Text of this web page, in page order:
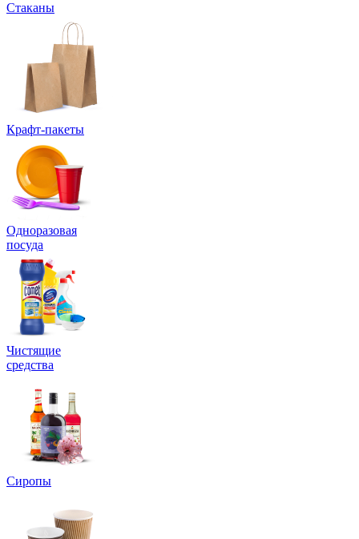
Стаканы
Крафт-пакеты
Одноразовая
посуда
Чистящие
средства
Сиропы